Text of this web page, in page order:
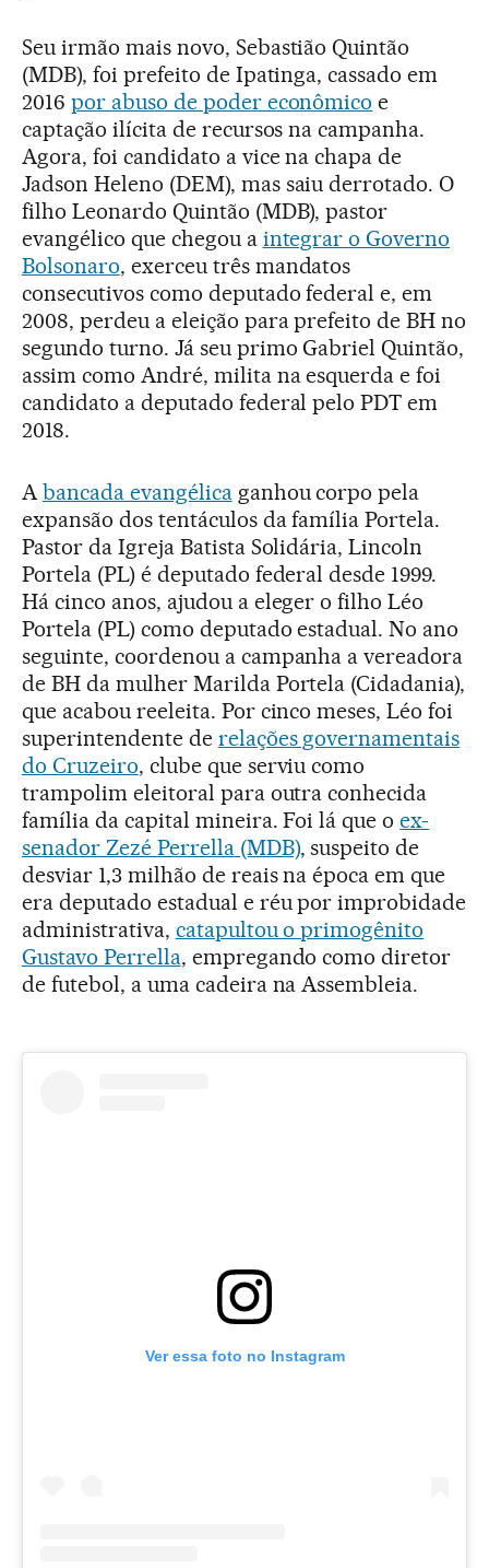
Seu irmão mais novo, Sebastião Quintão
(MDB), foi prefeito de Ipatinga, cassado em
2016 por abuso de poder econômico e
captação ilícita de recursos na campanha.
Agora, foi candidato a vice na chapa de
Jadson Heleno (DEM), mas saiu derrotado. O
filho Leonardo Quintão (MDB), pastor
evangélico que chegou a integrar o Governo
Bolsonaro, exerceu três mandatos
consecutivos como deputado federal e, em
2008, perdeu a eleição para prefeito de BH no
segundo turno. Já seu primo Gabriel Quintão,
assim como André, milita na esquerda e foi
candidato a deputado federal pelo PDT em
2018.
Abancada evangélicaganhou corpo pela
expansão dos tentáculos da família Portela.
Pastor da Igreja Batista Solidária, Lincoln
Portela (PL) é deputado federal desde 1999.
Há cinco anos, ajudou a eleger o filho Léo
Portela (PL) como deputado estadual. No ano
seguinte, coordenou a campanha a vereadora
de BH da mulher Marilda Portela (Cidadania),
que acabou reeleita. Por cinco meses, Léo foi
superintendente de relações governamentais
do Cruzeiro, clube que serviu como
trampolim eleitoral para outra conhecida
família da capital mineira. Foi lá que oex-
senador Zezé Perrella (MDB), suspeito de
desviar 1,3 milhão de reais na época em que
era deputado estadual e réu por improbidade
administrativa, catapultou o primogênito
Gustavo Perrella, empregando como diretor
de futebol, a uma cadeira na Assembleia.
Ver essa foto no Instagram